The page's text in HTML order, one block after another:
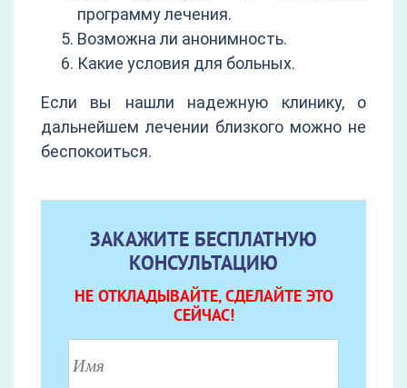
программу лечения.
Возможна ли анонимность.
Какие условия для больных.
Если вы нашли надежную клинику, о
дальнейшем лечении близкого можно не
беспокоиться.
ЗАКАЖИТЕ БЕСПЛАТНУЮ
КОНСУЛЬТАЦИЮ
НЕ ОТКЛАДЫВАЙТЕ, СДЕЛАЙТЕ ЭТО
СЕЙЧАС!